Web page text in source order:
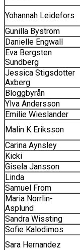
Yohannah Leidefors
Gunilla Byström
Danielle Engwall
Eva Bergsten
Sundberg
Jessica Stigsdotter
Axberg
Bloggbyrån
Ylva Andersson
Emilie Wieslander
Malin K Eriksson
Carina Aynsley
Kicki
Gisela Jansson
Linda
Samuel From
Maria Norrlin-
Asplund
Sandra Wissting
Sofie Kalodimos
Sara Hernandez